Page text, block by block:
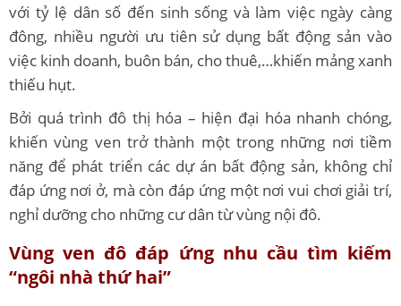
với tỷ lệ dân số đến sinh sống và làm việc ngày càng
đông, nhiều người ưu tiên sử dụng bất động sản vào
việc kinh doanh, buôn bán, cho thuê,…khiến mảng xanh
thiếu hụt.
Bởi quá trình đô thị hóa – hiện đại hóa nhanh chóng,
khiến vùng ven trở thành một trong những nơi tiềm
năng để phát triển các dự án bất động sản, không chỉ
đáp ứng nơi ở, mà còn đáp ứng một nơi vui chơi giải trí,
nghỉ dưỡng cho những cư dân từ vùng nội đô.
Vùng ven đô đáp ứng nhu cầu tìm kiếm
“ngôi nhà thứ hai”